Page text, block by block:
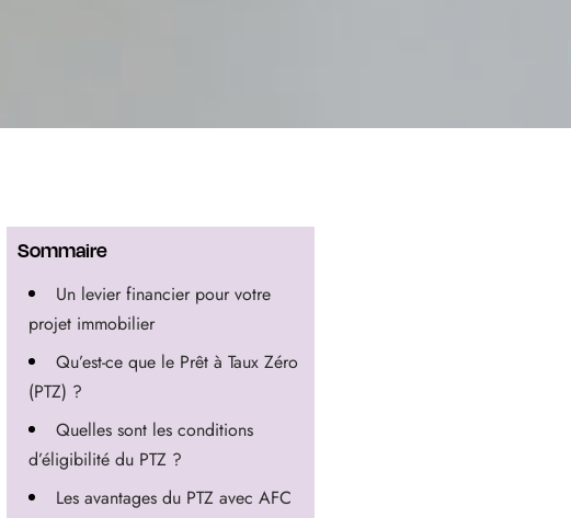
Sommaire
Un levier financier pour votre
projet immobilier
Qu’est-ce que le Prêt à Taux Zéro
(PTZ) ?
Quelles sont les conditions
d’éligibilité du PTZ ?
Les avantages du PTZ avec AFC